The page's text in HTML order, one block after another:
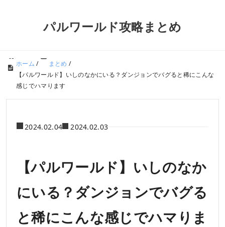
パルワールド攻略まとめ
ホーム / まとめ /
【パルワールド】いしのなかにいる？ダンジョンでバグると稀にこんな
感じでハマります
2024.02.04 2024.02.03
【パルワールド】いしのなか
にいる？ダンジョンでバグる
と稀にこんな感じでハマりま